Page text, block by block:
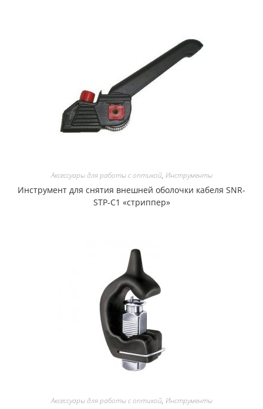
Аксессуары для работы с оптикой, Инструменты
Инструмент для снятия внешней оболочки кабеля SNR-
STP-C1 «cтриппер»
Аксессуары для работы с оптикой, Инструменты